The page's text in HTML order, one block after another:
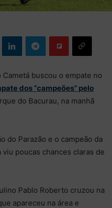
buscou o empate no
dos “campeões” pelo
do Bacurau, na manhã
do Parazão e o campeão da
poucas chances claras de
Pablo Roberto cruzou na
apareceu na área e